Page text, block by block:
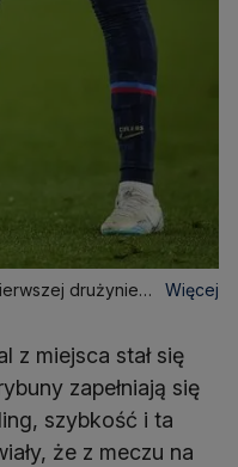
drużynie
Więcej
z miejsca stał się
zapełniają się
szybkość i ta
że z meczu na